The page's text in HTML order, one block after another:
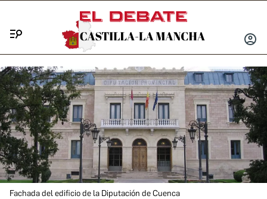
INICIAR
Fachada del edificio de la Diputación de Cuenca